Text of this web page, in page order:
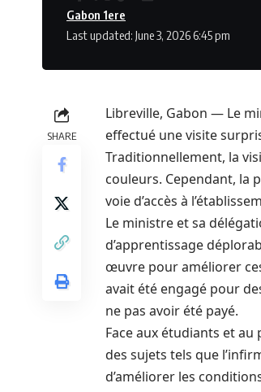
Last updated: June 3, 2026 6:45 pm
Gabon 1ere
SHARE
Libreville, Gabon — Le
effectué une visite
Traditionnellement, la
couleurs. Cependant, la
voie d’accès à
Le ministre et sa
d’apprentissage
œuvre pour améliorer
avait été engagé pour
ne pas avoir été payé.
Face aux étudiants et
des sujets tels que
d’améliorer les